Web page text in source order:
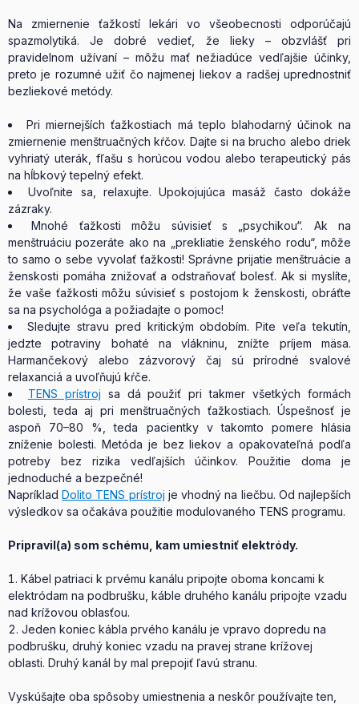
Na zmiernenie ťažkostí lekári vo všeobecnosti odporúčajú
spazmolytiká. Je dobré vedieť, že lieky – obzvlášť pri
pravidelnom užívaní – môžu mať nežiadúce vedľajšie účinky,
preto je rozumné užiť čo najmenej liekov a radšej uprednostniť
bezliekové metódy.
Pri miernejších ťažkostiach má teplo blahodarný účinok na
zmiernenie menštruačných kŕčov. Dajte si na brucho alebo driek
vyhriatý uterák, fľašu s horúcou vodou alebo terapeutický pás
na hĺbkový tepelný efekt.
Uvoľnite sa, relaxujte. Upokojujúca masáž často dokáže
zázraky.
Mnohé ťažkosti môžu súvisieť s „psychikou“. Ak na
menštruáciu pozeráte ako na „prekliatie ženského rodu“, môže
to samo o sebe vyvolať ťažkosti! Správne prijatie menštruácie a
ženskosti pomáha znižovať a odstraňovať bolesť. Ak si myslíte,
že vaše ťažkosti môžu súvisieť s postojom k ženskosti, obráťte
sa na psychológa a požiadajte o pomoc!
Sledujte stravu pred kritickým obdobím. Pite veľa tekutín,
jedzte potraviny bohaté na vlákninu, znížte príjem mäsa.
Harmančekový alebo zázvorový čaj sú prírodné svalové
relaxanciá a uvoľňujú kŕče.
TENS prístroj sa dá použiť pri takmer všetkých formách
bolesti, teda aj pri menštruačných ťažkostiach. Úspešnosť je
aspoň 70–80 %, teda pacientky v takomto pomere hlásia
zníženie bolesti. Metóda je bez liekov a opakovateľná podľa
potreby bez rizika vedľajších účinkov. Použitie doma je
jednoduché a bezpečné!
NapríkladDolito TENS prístroj je vhodný na liečbu. Od najlepších
výsledkov sa očakáva použitie modulovaného TENS programu.
Pripravil(a) som schému, kam umiestniť elektródy.
Kábel patriaci k prvému kanálu pripojte oboma koncami k
elektródam na podbrušku, káble druhého kanálu pripojte vzadu
nad krížovou oblasťou.
Jeden koniec kábla prvého kanálu je vpravo dopredu na
podbrušku, druhý koniec vzadu na pravej strane krížovej
oblasti. Druhý kanál by mal prepojiť ľavú stranu.
Vyskúšajte oba spôsoby umiestnenia a neskôr používajte ten,